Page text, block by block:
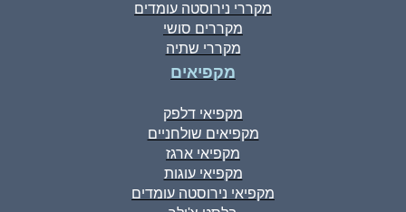
מקררי נירוסטה עומדים
מקררים סושי
מקררי שתיה
מקפיאים
מקפיאי דלפק
מקפיאים שולחניים
מקפיאי ארגז
מקפיאי עוגות
מקפיאי נירוסטה עומדים